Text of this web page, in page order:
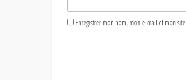
Enregistrer mon nom, mon e-mail et mon